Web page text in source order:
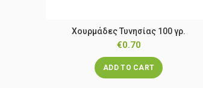
Χουρμάδες Τυνησίας 100 γρ.
€0.70
ADD TO CART